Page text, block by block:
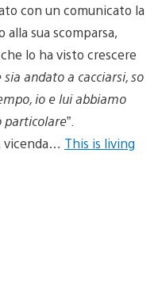
con un comunicato la
sua scomparsa,
lo ha visto crescere
sia andato a cacciarsi, so
io e lui abbiamo
particolare”.
vicenda… This is living